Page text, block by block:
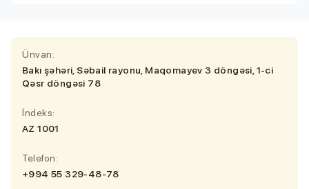
Ünvan:
Bakı şəhəri, Səbail rayonu, Maqomayev 3 döngəsi, 1-ci
Qəsr döngəsi 78
İndeks:
AZ 1001
Telefon:
+994 55 329-48-78